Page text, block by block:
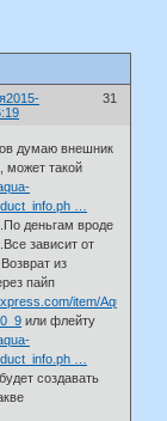
31
2015-
думаю внешник
может такой
…
.По деньгам вроде
зависит от
из
пайп
item/Aquarium-
или флейту
…
будет создавать